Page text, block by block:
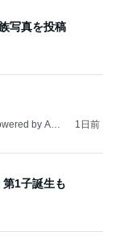
写真を投稿
by Ame
1日前
第1子誕生も